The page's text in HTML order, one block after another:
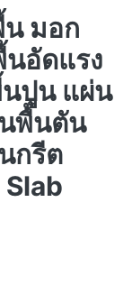
น มอก
อัดแรง
ปูน แผ่น
พื้นตัน
กรีต